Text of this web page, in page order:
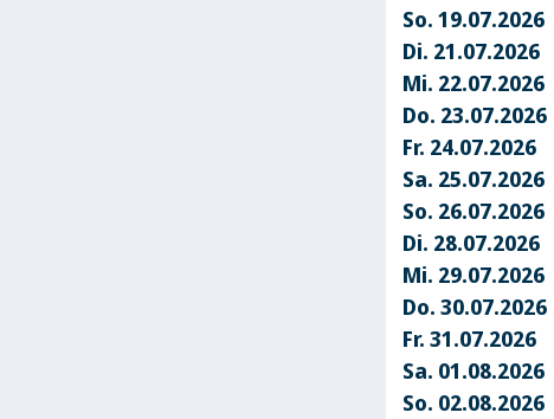
So. 19.07.2026
Di. 21.07.2026
Mi. 22.07.2026
Do. 23.07.2026
Fr. 24.07.2026
Sa. 25.07.2026
So. 26.07.2026
Di. 28.07.2026
Mi. 29.07.2026
Do. 30.07.2026
Fr. 31.07.2026
Sa. 01.08.2026
So. 02.08.2026